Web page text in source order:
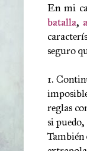
En mi
batalla,
seguro
1.
reglas
si
También